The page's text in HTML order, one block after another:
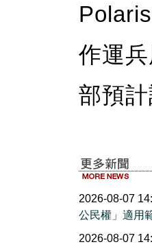
作運
部預
2026-08-07
公民權」適用
2026-08-07